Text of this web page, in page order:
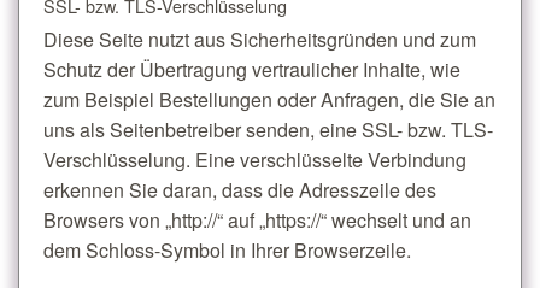
SSL- bzw. TLS-Verschlüsselung
Diese Seite nutzt aus Sicherheitsgründen und zum
Schutz der Übertragung vertraulicher Inhalte, wie
zum Beispiel Bestellungen oder Anfragen, die Sie an
uns als Seitenbetreiber senden, eine SSL- bzw. TLS-
Verschlüsselung. Eine verschlüsselte Verbindung
erkennen Sie daran, dass die Adresszeile des
Browsers von „http://“ auf „https://“ wechselt und an
dem Schloss-Symbol in Ihrer Browserzeile.